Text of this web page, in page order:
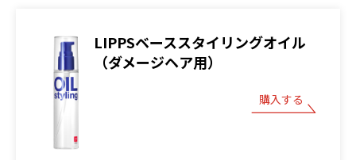
LIPPSベーススタイリングオイル
（ダメージヘア用）
購入する